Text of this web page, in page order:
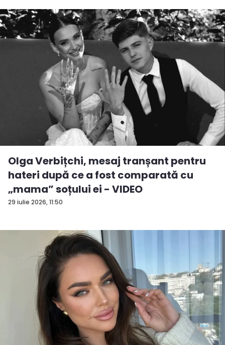
29 iulie 2026, 11:50
Olga Verbițchi, mesaj tranșant pentru
hateri după ce a fost comparată cu
„mama” soțului ei - VIDEO